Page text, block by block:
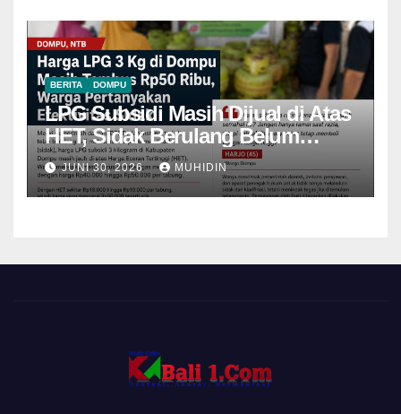
BERITA DOMPU
LPG Subsidi Masih Dijual di Atas
HET, Sidak Berulang Belum
Mampu Menekan Harga
JUNI 30, 2026 MUHIDIN